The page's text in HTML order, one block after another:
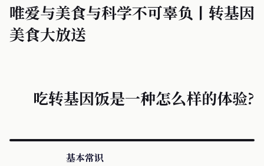
唯爱与美食与科学不可辜负丨转基因
美食大放送
吃转基因饭是一种怎么样的体验?
基本常识